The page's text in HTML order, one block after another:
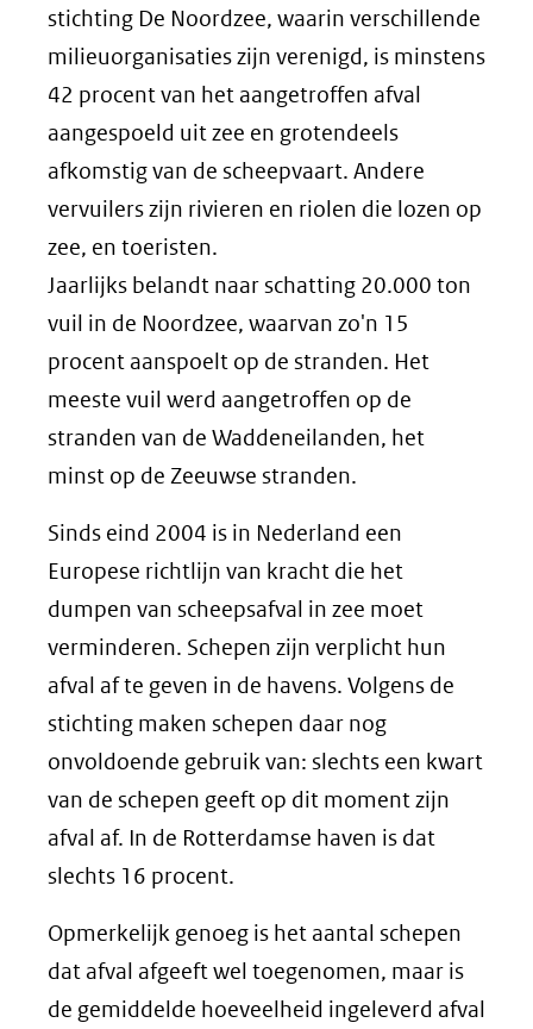
stichting De Noordzee, waarin verschillende
milieuorganisaties zijn verenigd, is minstens
42 procent van het aangetroffen afval
aangespoeld uit zee en grotendeels
afkomstig van de scheepvaart. Andere
vervuilers zijn rivieren en riolen die lozen op
zee, en toeristen.
Jaarlijks belandt naar schatting 20.000 ton
vuil in de Noordzee, waarvan zo'n 15
procent aanspoelt op de stranden. Het
meeste vuil werd aangetroffen op de
stranden van de Waddeneilanden, het
minst op de Zeeuwse stranden.
Sinds eind 2004 is in Nederland een
Europese richtlijn van kracht die het
dumpen van scheepsafval in zee moet
verminderen. Schepen zijn verplicht hun
afval af te geven in de havens. Volgens de
stichting maken schepen daar nog
onvoldoende gebruik van: slechts een kwart
van de schepen geeft op dit moment zijn
afval af. In de Rotterdamse haven is dat
slechts 16 procent.
Opmerkelijk genoeg is het aantal schepen
dat afval afgeeft wel toegenomen, maar is
de gemiddelde hoeveelheid ingeleverd afval